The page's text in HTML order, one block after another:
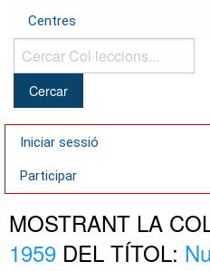
Centres
Cercar
Col·leccions...
Iniciar sessió
Participar
MOSTRANT LA
1959 DEL TÍTOL: